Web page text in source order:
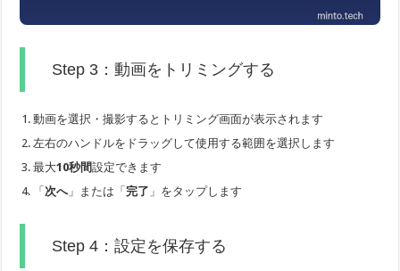
Step 3：動画をトリミングする
動画を選択・撮影するとトリミング画面が表示されます
左右のハンドルをドラッグして使用する範囲を選択します
最大10秒間設定できます
「次へ」または「完了 」をタップします
Step 4：設定を保存する